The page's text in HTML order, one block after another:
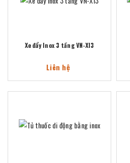
Xe đẩy Inox 3 tầng VN-XI3
Liên hệ